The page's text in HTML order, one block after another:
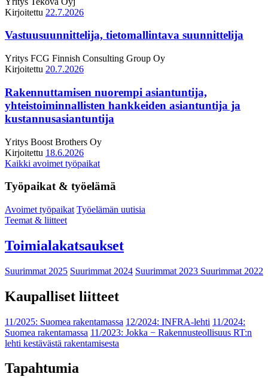
Kirjoitettu 22.7.2026
Vastuusuunnittelija, tietomallintava suunnittelija
Yritys FCG Finnish Consulting Group Oy
Kirjoitettu 20.7.2026
Rakennuttamisen nuorempi asiantuntija,
yhteistoiminnallisten hankkeiden asiantuntija ja
kustannusasiantuntija
Yritys Boost Brothers Oy
Kirjoitettu 18.6.2026
Kaikki avoimet työpaikat
Työpaikat & työelämä
Avoimet työpaikat Työelämän uutisia
Teemat & liitteet
Toimialakatsaukset
Suurimmat 2025 Suurimmat 2024 Suurimmat 2023 Suurimmat 2022
Kaupalliset liitteet
11/2025: Suomea rakentamassa 12/2024: INFRA-lehti 11/2024:
Suomea rakentamassa 11/2023: Jokka − Rakennusteollisuus RT:n
lehti kestävästä rakentamisesta
Tapahtumia